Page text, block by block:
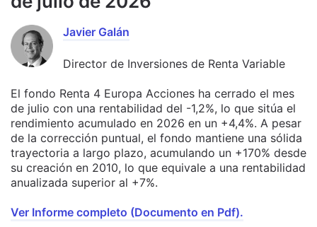
Javier Galán
Director de Inversiones de Renta Variable
El fondo Renta 4 Europa Acciones ha cerrado el mes
de julio con una rentabilidad del -1,2%, lo que sitúa el
rendimiento acumulado en 2026 en un +4,4%. A pesar
de la corrección puntual, el fondo mantiene una sólida
trayectoria a largo plazo, acumulando un +170% desde
su creación en 2010, lo que equivale a una rentabilidad
anualizada superior al +7%.
Ver Informe completo (Documento en Pdf).